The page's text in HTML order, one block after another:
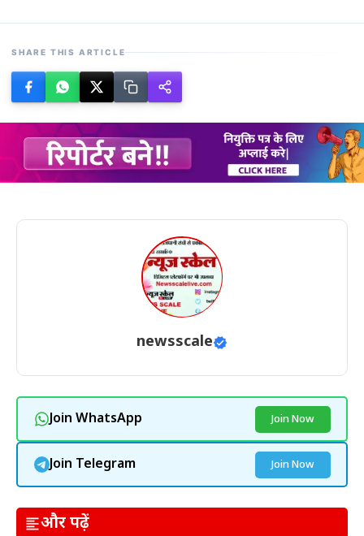
SHARE THIS ARTICLE
newsscale
Join WhatsApp Join Now
Join Telegram Join Now
और पढ़ें